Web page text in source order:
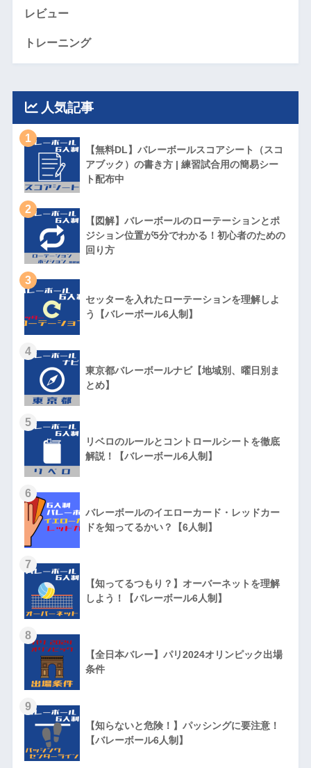
レビュー
トレーニング
人気記事
1
【無料DL】バレーボールスコアシート（スコ
アブック）の書き方 | 練習試合用の簡易シー
ト配布中
2
【図解】バレーボールのローテーションとポ
ジション位置が5分でわかる！初心者のための
回り方
3
セッターを入れたローテーションを理解しよ
う【バレーボール6人制】
4
東京都バレーボールナビ【地域別、曜日別ま
とめ】
5
リベロのルールとコントロールシートを徹底
解説！【バレーボール6人制】
6
バレーボールのイエローカード・レッドカー
ドを知ってるかい？【6人制】
7
【知ってるつもり？】オーバーネットを理解
しよう！【バレーボール6人制】
8
【全日本バレー】パリ2024オリンピック出場
条件
9
【知らないと危険！】パッシングに要注意！
【バレーボール6人制】